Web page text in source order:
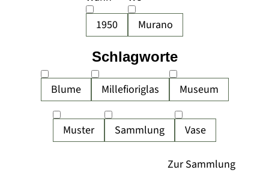
1950
Murano
Blume Millefioriglas Museum
Muster Sammlung Vase
Schlagworte